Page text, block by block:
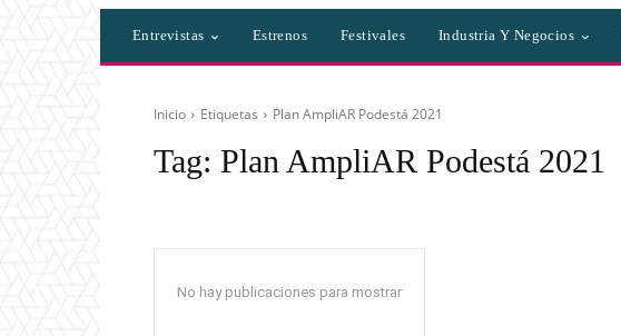
Entrevistas Estrenos Festivales Industria Y Negocios
Inicio Etiquetas Plan AmpliAR Podestá 2021
Tag: Plan AmpliAR Podestá 2021
No hay publicaciones para mostrar